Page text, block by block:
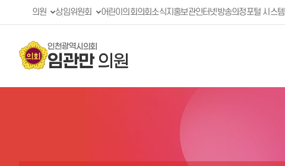
의원 상임위원회 어린이의회의회소식지 홍보관인터넷방송의정포털 시스템
인천광역시의회
임관만의원